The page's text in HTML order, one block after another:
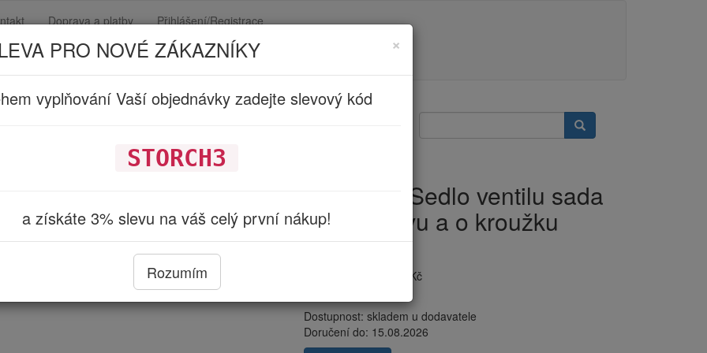
Doprava a platby Přihlášení/Registrace
Náhradní díly
STORCH Sedlo ventilu sada
včetně kovu a o kroužku
(694036)
10.915 Kč
Dostupnost:skladem u dodavatele
Doručení do: 15.08.2026
×
PRO NOVÉ ZÁKAZNÍKY
vyplňování Vaší objednávky zadejte slevový kód
STORCH3
a získáte 3% slevu na váš celý první nákup!
Rozumím